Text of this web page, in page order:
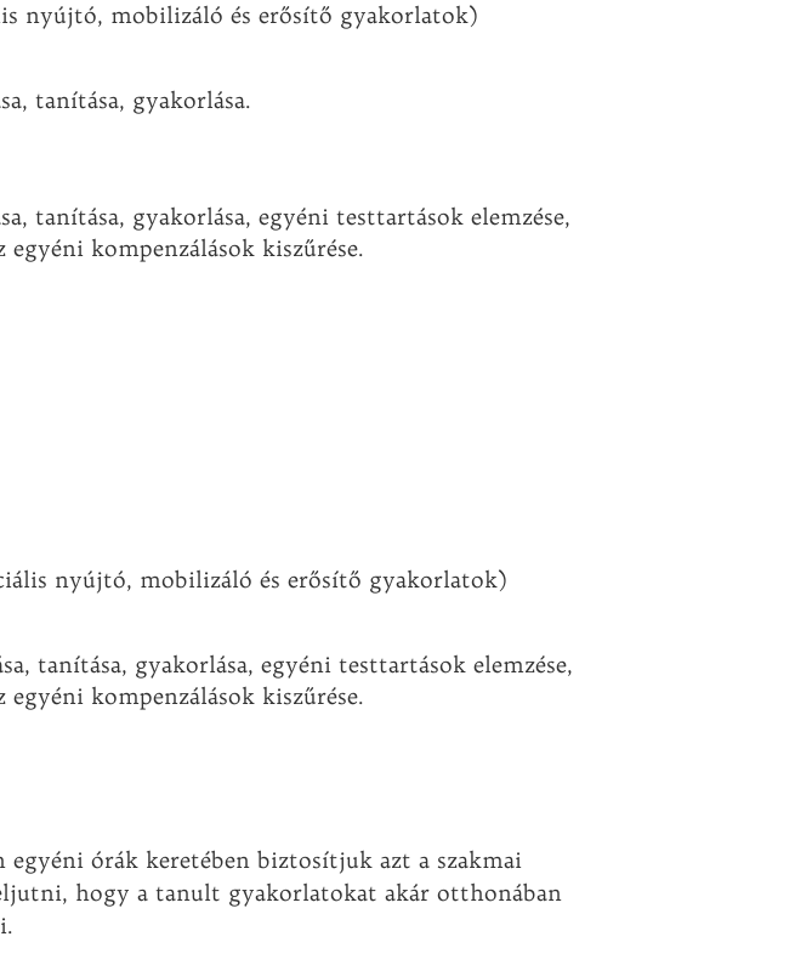
nyújtó, mobilizáló és erősítő gyakorlatok)
tanítása, gyakorlása.
tanítása, gyakorlása, egyéni testtartások elemzése,
egyéni kompenzálások kiszűrése.
nyújtó, mobilizáló és erősítő gyakorlatok)
tanítása, gyakorlása, egyéni testtartások elemzése,
egyéni kompenzálások kiszűrése.
órák keretében biztosítjuk azt a szakmai
hogy a tanult gyakorlatokat akár otthonában